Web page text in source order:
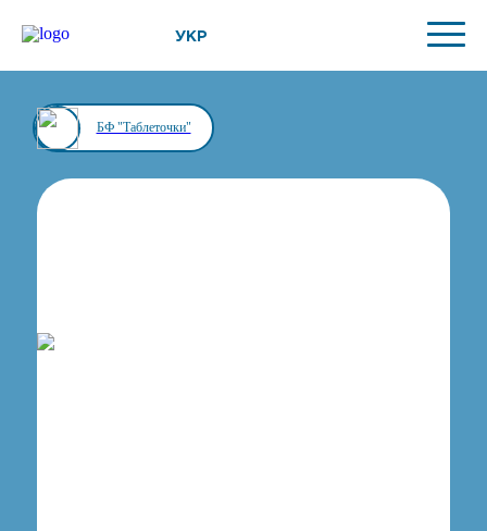
УКР
БФ "Таблеточки"